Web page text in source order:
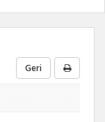
Geri